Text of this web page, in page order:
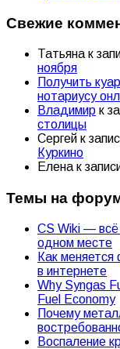
Свежие
Татьяна к
ноября
Получить
нотариусу
Владимир к
столицы
Сергей к
Куркино
Елена к
Темы на
CS Wiki — всё
одном месте
Как
в интернете
Why Syngas
Fuel Economy
Почему
Воспаление